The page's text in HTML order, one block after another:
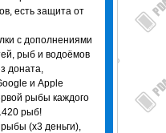
есть защита от
с дополнениями
рыб и водоёмов
доната,
и Apple
рыбы каждого
рыб!
(x3 деньги),